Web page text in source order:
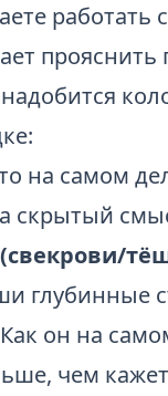
работать
на самом
скрытый
глубинные
Как он на
чем